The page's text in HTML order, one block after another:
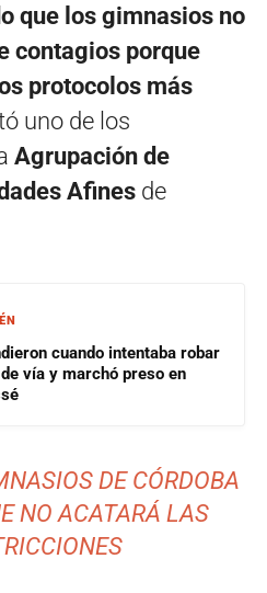
que los gimnasios no
contagios porque
protocolos más
uno de los
Agrupación de
Afines de
cuando intentaba robar
vía y marchó preso en
DE CÓRDOBA
NO ACATARÁ LAS